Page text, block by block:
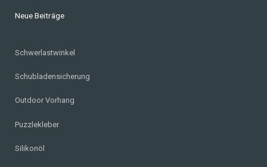
Neue Beiträge
Schwerlastwinkel
Schubladensicherung
Outdoor Vorhang
Puzzlekleber
Silikonöl